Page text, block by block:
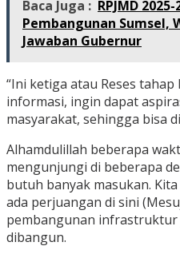
Baca Juga : RPJMD
Pembangunan Sumsel,
Jawaban Gubernur
“Ini ketiga atau Reses
informasi, ingin dapat
masyarakat, sehingga bisa
Alhamdulillah beberapa
mengunjungi di beberapa
butuh banyak masukan.
ada perjuangan di sini
pembangunan infrastruktur
dibangun.